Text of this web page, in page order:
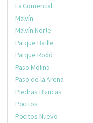
La Comercial
Malvín
Malvín Norte
Parque Batlle
Parque Rodó
Paso Molino
Paso de la Arena
Piedras Blancas
Pocitos
Pocitos Nuevo